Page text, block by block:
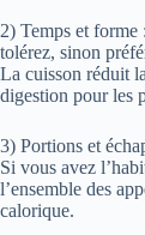
2) Temps et
tolérez, sinon
La cuisson réduit
digestion pour les
3) Portions et
Si vous avez
l’ensemble des
calorique.